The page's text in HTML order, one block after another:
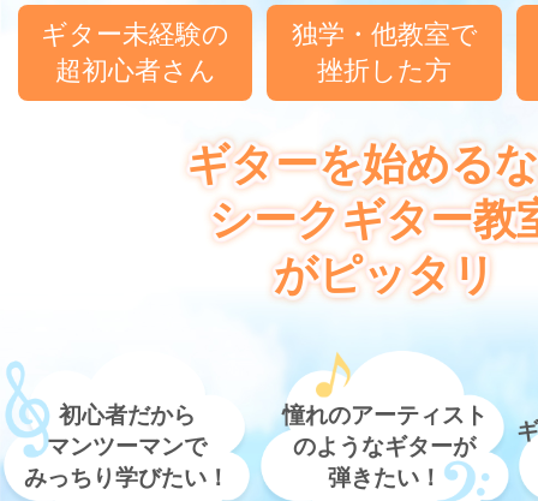
ギター未経験の
超初心者さん
独学・他教室で
挫折した方
ギターを始める
シークギター教
がピッタリ
初心者だから
マンツーマンで
みっちり学びたい！
憧れのアーティスト
のようなギターが
弾きたい！